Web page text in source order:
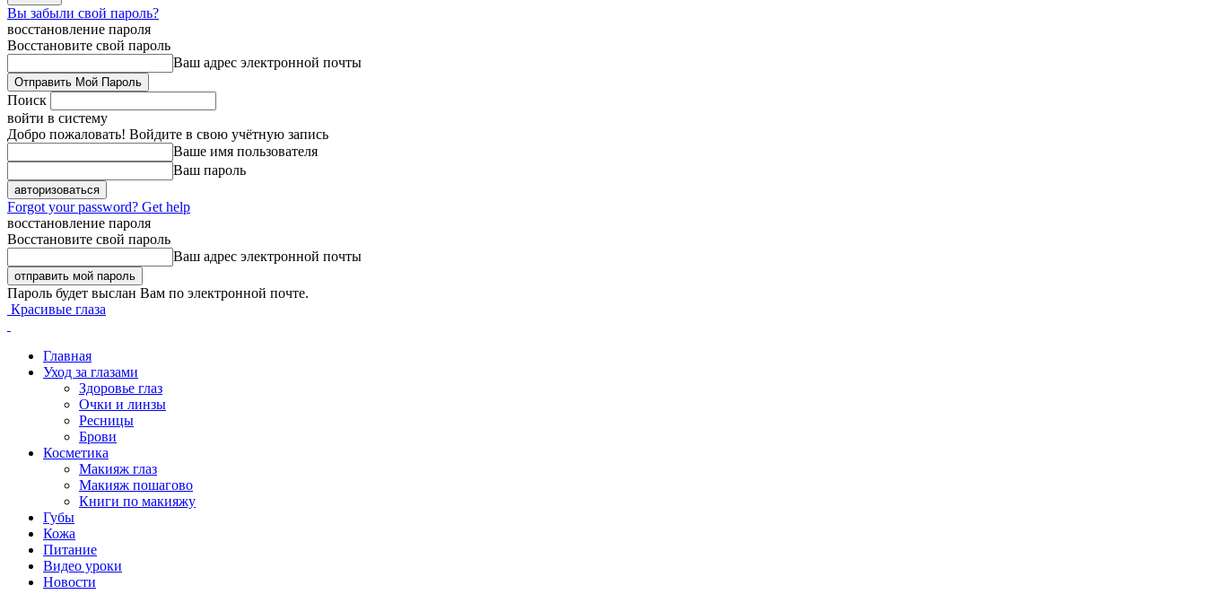
Вы забыли свой пароль?
восстановление пароля
Восстановите свой пароль
Ваш адрес электронной почты
Поиск
войти в систему
Добро пожаловать! Войдите в свою учётную запись
Ваше имя пользователя
Ваш пароль
Forgot your password? Get help
восстановление пароля
Восстановите свой пароль
Ваш адрес электронной почты
Пароль будет выслан Вам по электронной почте.
Красивые глаза
Главная
Уход за глазами
Здоровье глаз
Очки и линзы
Ресницы
Брови
Косметика
Макияж глаз
Макияж пошагово
Книги по макияжу
Губы
Кожа
Питание
Видео уроки
Новости